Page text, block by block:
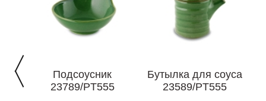
Подсоусник
23789/PT555
Бутылка для соуса
23589/PT555